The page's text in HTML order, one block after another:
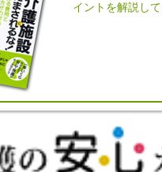
イントを解説して